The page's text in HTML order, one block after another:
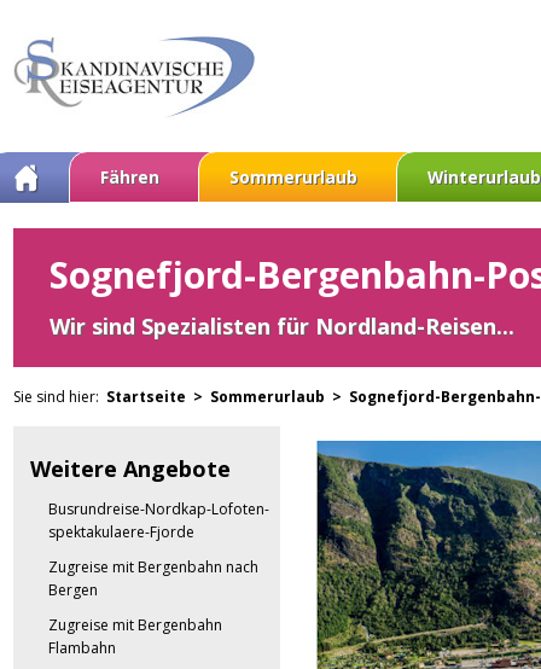
Fähren Sommerurlaub Winterurlaub
Sognefjord-Bergenbahn-
Wir sind Spezialisten für Nordland-Reisen...
Sie sind hier: Startseite > Sommerurlaub > Sognefjord-
Weitere Angebote
Busrundreise-Nordkap-Lofoten-
spektakulaere-Fjorde
Zugreise mit Bergenbahn nach
Bergen
Zugreise mit Bergenbahn
Flambahn